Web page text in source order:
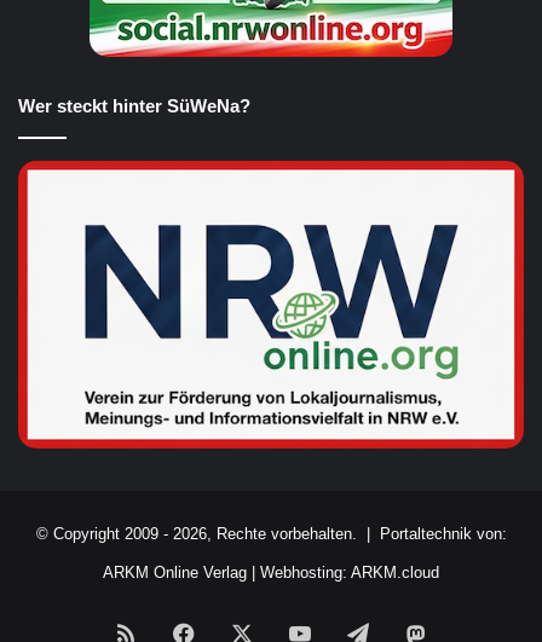
Wer steckt hinter SüWeNa?
© Copyright 2009 - 2026, Rechte vorbehalten. | Portaltechnik von:
ARKM Online Verlag | Webhosting: ARKM.cloud
RSS Facebook YouTubeTelegram